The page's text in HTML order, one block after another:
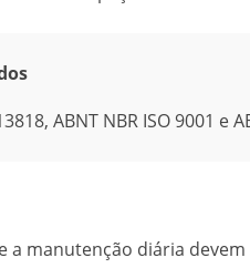
ABNT NBR ISO 9001 e
a manutenção diária